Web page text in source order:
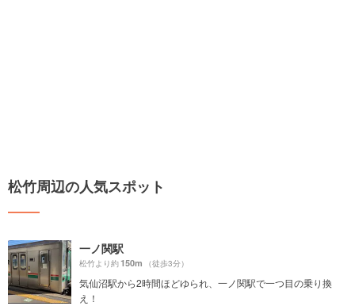
松竹周辺の人気スポット
一ノ関駅
松竹より約150m （徒歩3分）
気仙沼駅から2時間ほどゆられ、一ノ関駅で一つ目の乗り換
え！